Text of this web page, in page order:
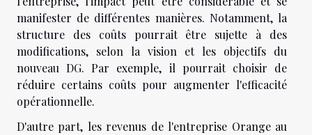
manifester de différentes manières. Notamment, la
structure des coûts pourrait être sujette à des
modifications, selon la vision et les objectifs du
nouveau DG. Par exemple, il pourrait choisir de
réduire certains coûts pour augmenter l'efficacité
opérationnelle.
D'autre part, les revenus de l'entreprise Orange au